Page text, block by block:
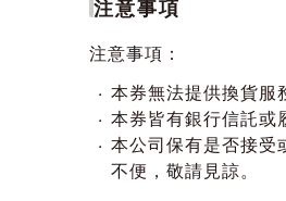
注意事項
注意事項：
本券無法提供換貨服
本券皆有銀行信託或
本公司保有是否接受
不便，敬請見諒。